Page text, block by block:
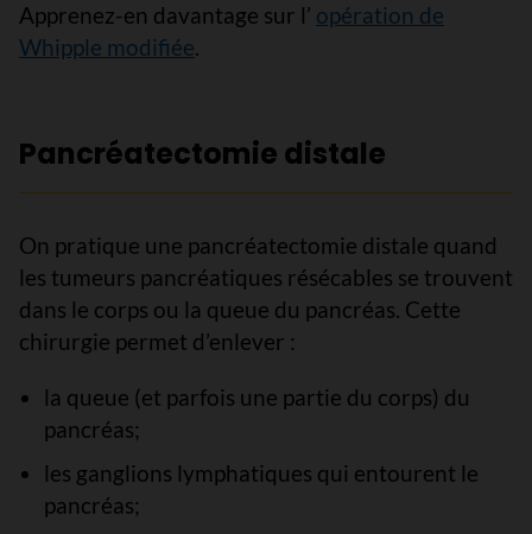
Apprenez-en davantage sur l’ opération de
Whipple modifiée.
Pancréatectomie distale
On pratique une pancréatectomie distale quand
les tumeurs pancréatiques résécables se trouvent
dans le corps ou la queue du pancréas. Cette
chirurgie permet d’enlever :
la queue (et parfois une partie du corps) du
pancréas;
les ganglions lymphatiques qui entourent le
pancréas;